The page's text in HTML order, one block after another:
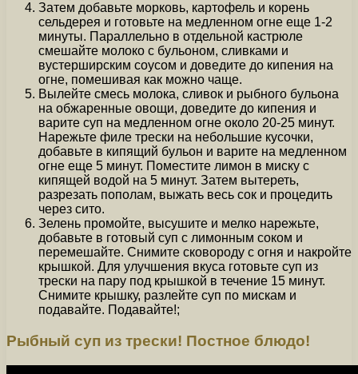
Затем добавьте морковь, картофель и корень
сельдерея и готовьте на медленном огне еще 1-2
минуты. Параллельно в отдельной кастрюле
смешайте молоко с бульоном, сливками и
вустерширским соусом и доведите до кипения на
огне, помешивая как можно чаще.
Вылейте смесь молока, сливок и рыбного бульона
на обжаренные овощи, доведите до кипения и
варите суп на медленном огне около 20-25 минут.
Нарежьте филе трески на небольшие кусочки,
добавьте в кипящий бульон и варите на медленном
огне еще 5 минут. Поместите лимон в миску с
кипящей водой на 5 минут. Затем вытереть,
разрезать пополам, выжать весь сок и процедить
через сито.
Зелень промойте, высушите и мелко нарежьте,
добавьте в готовый суп с лимонным соком и
перемешайте. Снимите сковороду с огня и накройте
крышкой. Для улучшения вкуса готовьте суп из
трески на пару под крышкой в течение 15 минут.
Снимите крышку, разлейте суп по мискам и
подавайте. Подавайте!;
Рыбный суп из трески! Постное блюдо!